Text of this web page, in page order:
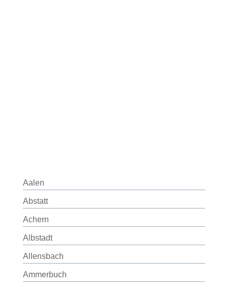
Aalen
Abstatt
Achern
Albstadt
Allensbach
Ammerbuch